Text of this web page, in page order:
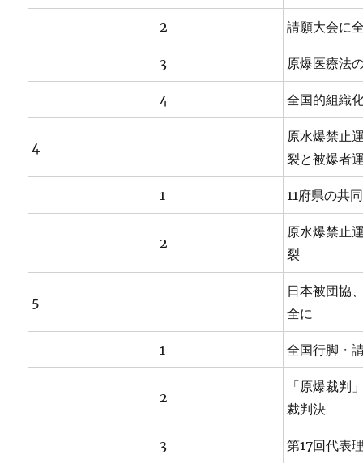
2 請願大会に
3 原爆医療法
4 全国的組織
4
原水爆禁止
裂と被爆者
1 11府県の共
2
原水爆禁止
裂
5
日本被団協
全に
1 全国行脚・
2
「原爆裁判
裁判決
3 第17回代表